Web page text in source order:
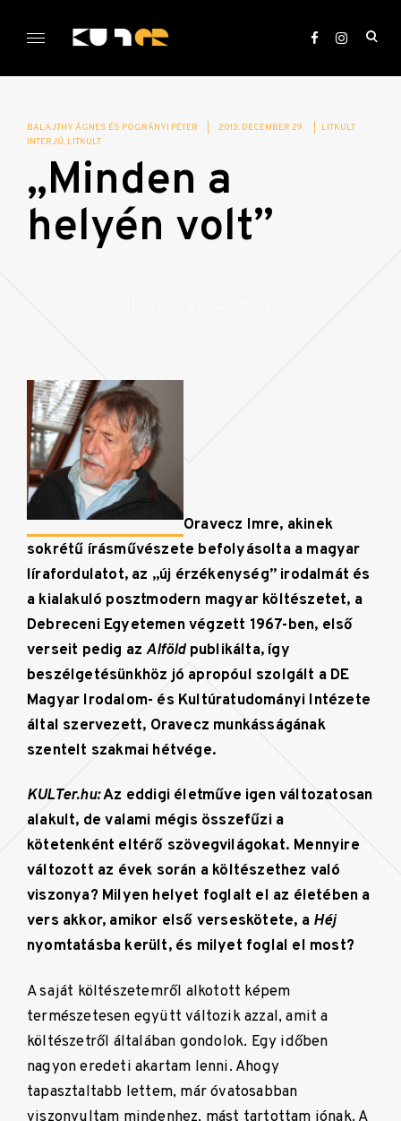
KULTer.hu
BALAJTHY ÁGNES ÉS POGRÁNYI PÉTER 2013. DECEMBER 29.
LITKULT
INTERJÚ LITKULT
„Minden a
helyén volt”
Oravecz Imre, akinek
sokrétű írásművészete befolyásolta a magyar
lírafordulatot, az „új érzékenység” irodalmát és
a kialakuló posztmodern magyar költészetet, a
Debreceni Egyetemen végzett 1967-ben, első
verseit pedig azAlföldpublikálta, így
beszélgetésünkhöz jó apropóul szolgált a DE
Magyar Irodalom- és Kultúratudományi Intézete
által szervezett, Oravecz munkásságának
szentelt szakmai hétvége.
KULTer.hu:Az eddigi életműve igen változatosan
alakult, de valami mégis összefűzi a
kötetenként eltérő szövegvilágokat. Mennyire
változott az évek során a költészethez való
viszonya? Milyen helyet foglalt el az életében a
vers akkor, amikor első verseskötete, a Héj
nyomtatásba került, és milyet foglal el most?
A saját költészetemről alkotott képem
természetesen együtt változik azzal, amit a
költészetről általában gondolok. Egy időben
nagyon eredeti akartam lenni. Ahogy
tapasztaltabb lettem, már óvatosabban
viszonyultam mindenhez, mást tartottam jónak. A